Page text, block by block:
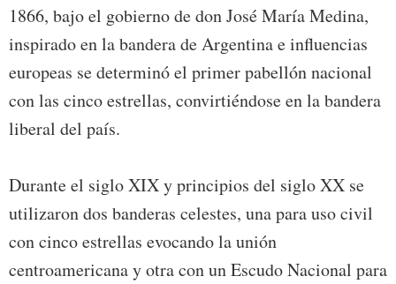
1866, bajo el gobierno de don José María Medina,
inspirado en la bandera de Argentina e influencias
europeas se determinó el primer pabellón nacional
con las cinco estrellas, convirtiéndose en la bandera
liberal del país.
Durante el siglo XIX y principios del siglo XX se
utilizaron dos banderas celestes, una para uso civil
con cinco estrellas evocando la unión
centroamericana y otra con un Escudo Nacional para